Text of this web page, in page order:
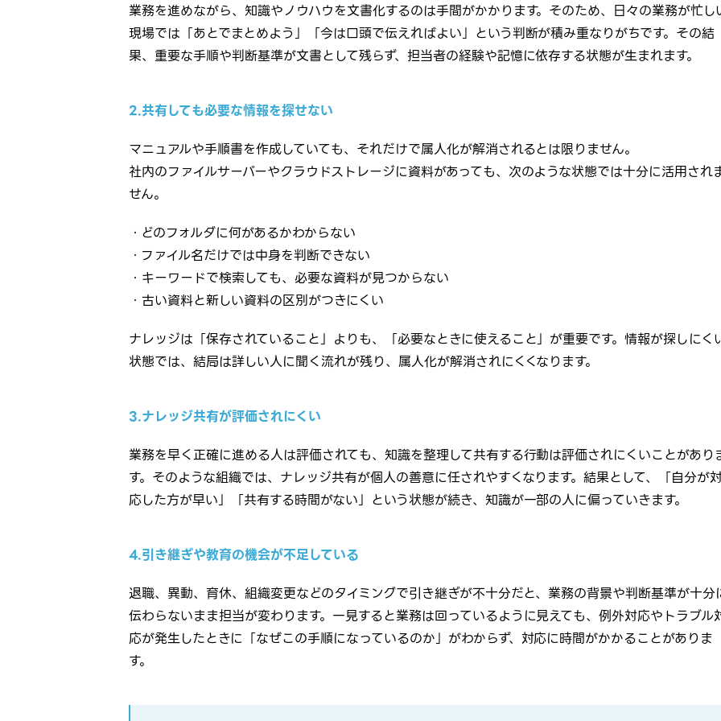
業務を進めながら、知識やノウハウを文書化するのは手間がかかります。そのため、日々の業務が忙し
現場では「あとでまとめよう」「今は口頭で伝えればよい」という判断が積み重なりがちです。その結
果、重要な手順や判断基準が文書として残らず、担当者の経験や記憶に依存する状態が生まれます。
2.共有しても必要な情報を探せない
マニュアルや手順書を作成していても、それだけで属人化が解消されるとは限りません。
社内のファイルサーバーやクラウドストレージに資料があっても、次のような状態では十分に活用され
せん。
・どのフォルダに何があるかわからない
・ファイル名だけでは中身を判断できない
・キーワードで検索しても、必要な資料が見つからない
・古い資料と新しい資料の区別がつきにくい
ナレッジは「保存されていること」よりも、「必要なときに使えること」が重要です。情報が探しにく
状態では、結局は詳しい人に聞く流れが残り、属人化が解消されにくくなります。
3.ナレッジ共有が評価されにくい
業務を早く正確に進める人は評価されても、知識を整理して共有する行動は評価されにくいことがあり
す。そのような組織では、ナレッジ共有が個人の善意に任されやすくなります。結果として、「自分が
応した方が早い」「共有する時間がない」という状態が続き、知識が一部の人に偏っていきます。
4.引き継ぎや教育の機会が不足している
退職、異動、育休、組織変更などのタイミングで引き継ぎが不十分だと、業務の背景や判断基準が十分
伝わらないまま担当が変わります。一見すると業務は回っているように見えても、例外対応やトラブル
応が発生したときに「なぜこの手順になっているのか」がわからず、対応に時間がかかることがありま
す。